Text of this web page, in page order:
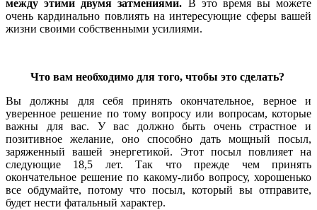
между этими двумя затмениями. В это время вы можете
очень кардинально повлиять на интересующие сферы вашей
жизни своими собственными усилиями.
Что вам необходимо для того, чтобы это сделать?
Вы должны для себя принять окончательное, верное и
уверенное решение по тому вопросу или вопросам, которые
важны для вас. У вас должно быть очень страстное и
позитивное желание, оно способно дать мощный посыл,
заряженный вашей энергетикой. Этот посыл повлияет на
следующие 18,5 лет. Так что прежде чем принять
окончательное решение по какому-либо вопросу, хорошенько
все обдумайте, потому что посыл, который вы отправите,
будет нести фатальный характер.